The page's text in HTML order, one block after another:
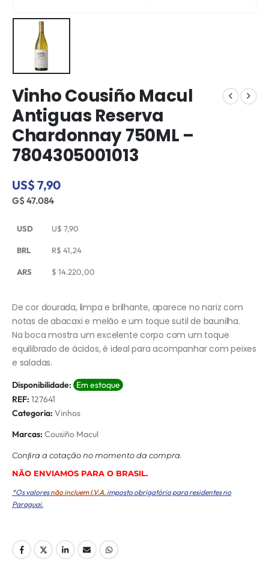
Vinho Cousiño Macul
Antiguas Reserva
Chardonnay 750ML –
7804305001013
US$ 7,90
G$ 47.084
USD U$ 7,90
BRL R$ 41,24
ARS $ 14.220,00
De cor dourada, limpa e brilhante, aparece no nariz com
notas de abacaxi e melão e um toque sutil de baunilha.
Na boca mostra um excelente corpo com um toque
equilibrado de ácidos, é ideal para acompanhar com peixes
e saladas.
Disponibilidade: Em estoque
REF: 127641
Categoria: Vinhos
Marcas: Cousiño Macul
Conﬁra a cotação no momento da compra.
NÃO ENVIAMOS PARA O BRASIL.
*Os valoresnão incluem I.V.A. imposto obrigatório para residentes no
Paraguai.